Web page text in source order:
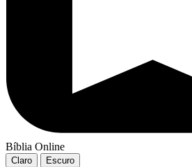
Bíblia Online
Claro Escuro